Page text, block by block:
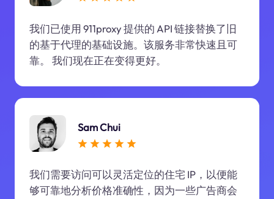
我们已使用 911proxy 提供的 API 链接替换了旧
的基于代理的基础设施。该服务非常快速且可
靠。 我们现在正在变得更好。
Sam Chui
我们需要访问可以灵活定位的住宅 IP，以便能
够可靠地分析价格准确性，因为一些广告商会